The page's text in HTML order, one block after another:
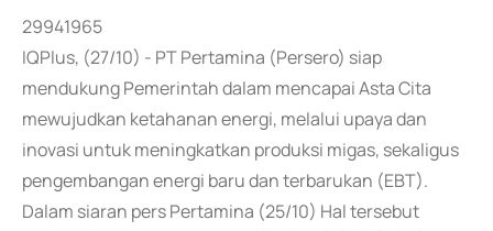
29941965
IQPlus, (27/10) - PT Pertamina (Persero) siap
mendukung Pemerintah dalam mencapai Asta Cita
mewujudkan ketahanan energi, melalui upaya dan
inovasi untuk meningkatkan produksi migas, sekaligus
pengembangan energi baru dan terbarukan (EBT).
Dalam siaran pers Pertamina (25/10) Hal tersebut